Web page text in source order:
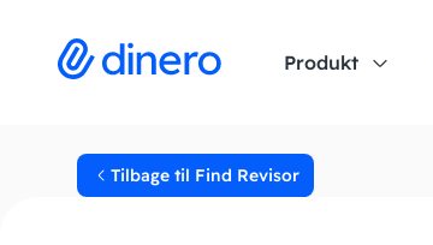
Produkt
Tilbage til Find Revisor